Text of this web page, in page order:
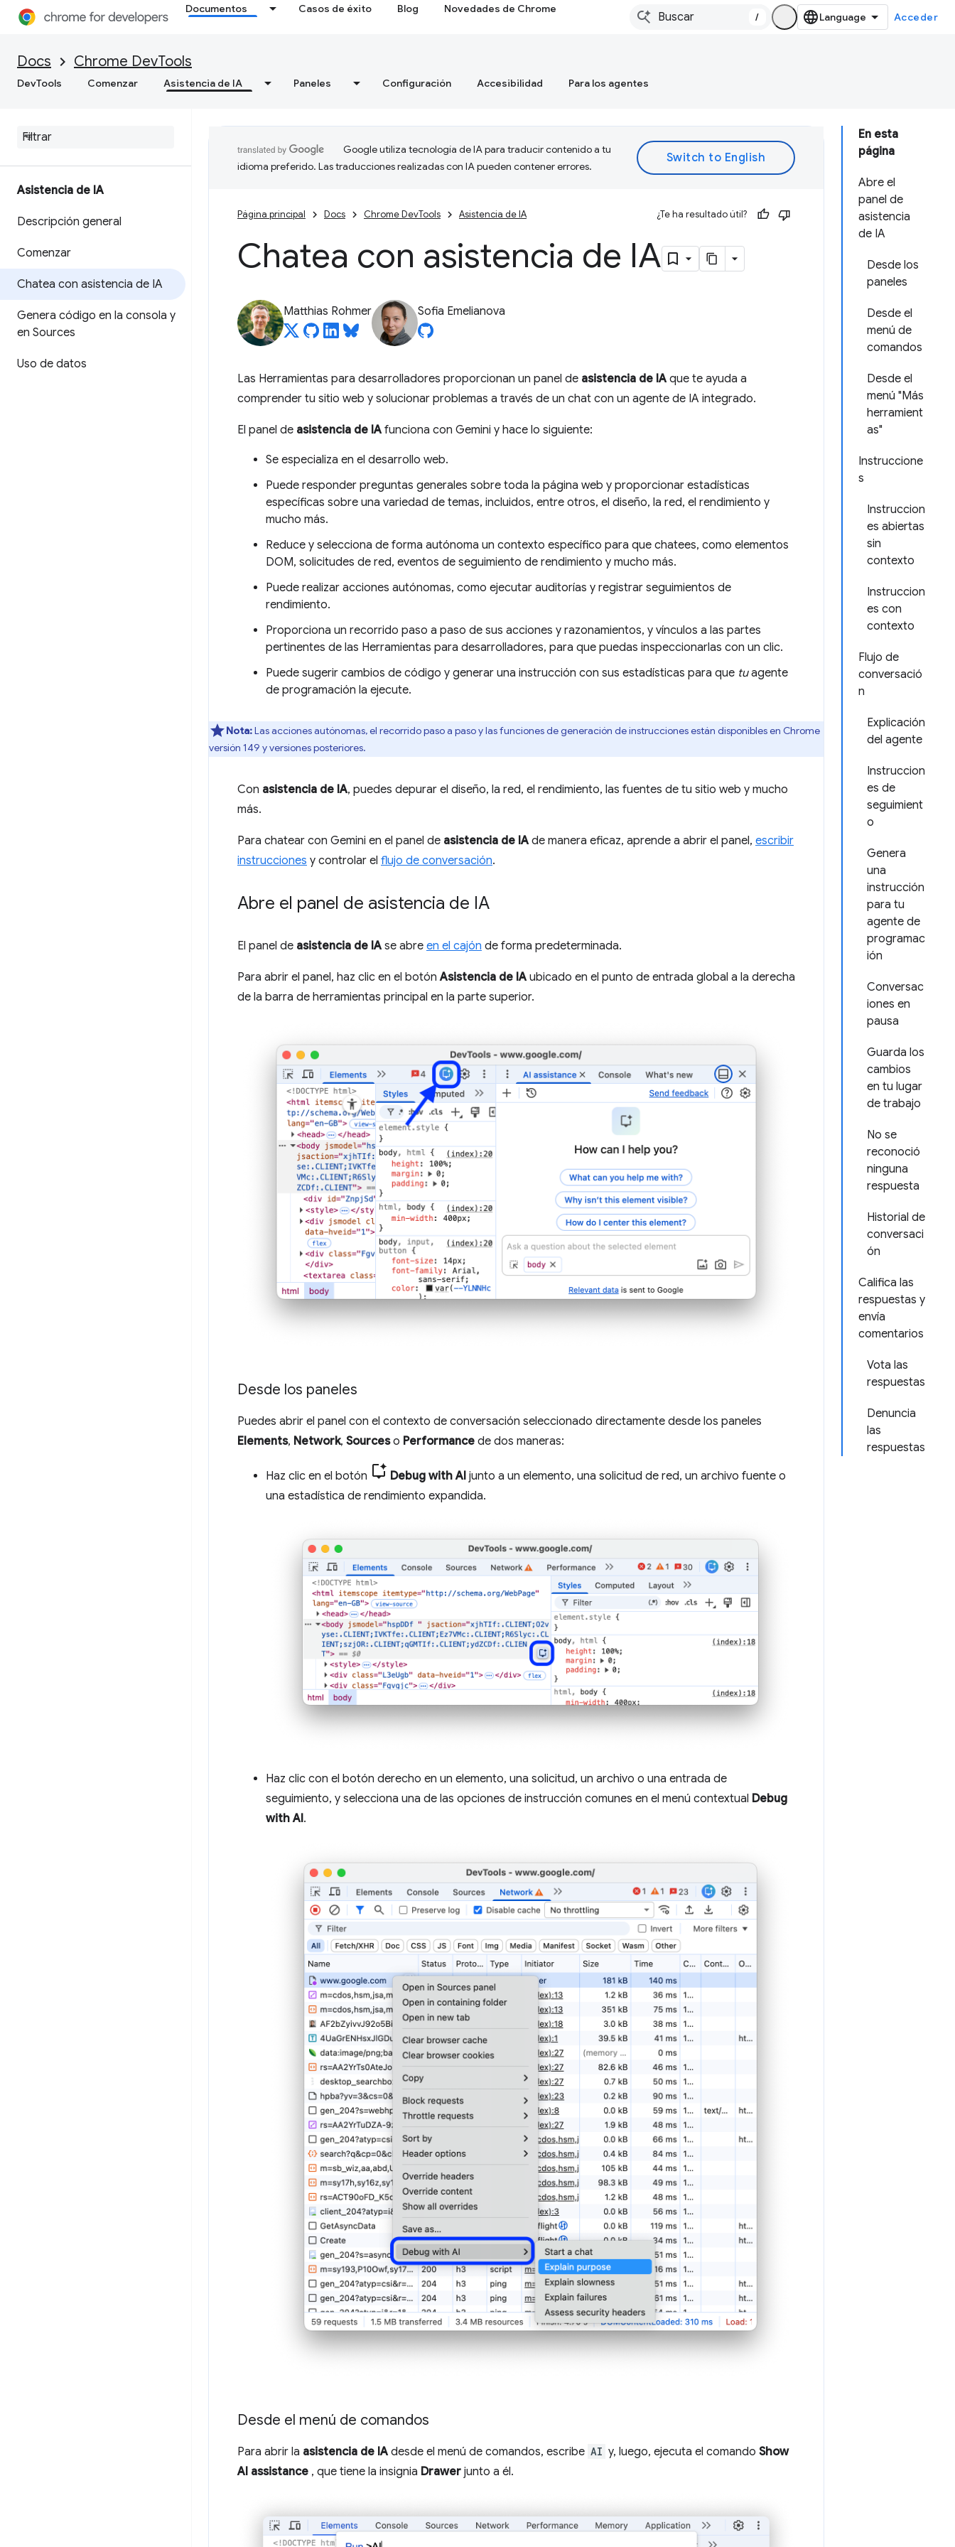
Documentos Casos de éxito Blog Novedades de Chrome
/ Acceder
Docs Chrome DevTools
DevTools Comenzar Asistencia de IA Paneles Configuración Accesibilidad Para los agentes
Asistencia de IA
Descripción general
Comenzar
Chatea con asistencia de IA
Genera código en la consola y
en Sources
Uso de datos
En esta
página
Abre el
panel de
asistencia
de IA
Desde los
paneles
Desde el
menú de
comandos
Desde el
menú "Más
herramient
as"
Instruccione
s
Instruccion
es abiertas
sin
contexto
Instruccion
es con
contexto
Flujo de
conversació
n
Explicación
del agente
Instruccion
es de
seguimient
o
Genera
una
instrucción
para tu
agente de
programac
ión
Conversac
iones en
pausa
Guarda los
cambios
en tu lugar
de trabajo
No se
reconoció
ninguna
respuesta
Historial de
conversaci
ón
Califica las
respuestas y
envía
comentarios
Vota las
respuestas
Denuncia
las
respuestas
Google utiliza tecnología de IA para traducir contenido a tu
idioma preferido. Las traducciones realizadas con IA pueden contener errores.
Página principal Docs Chrome DevTools Asistencia de IA ¿Te ha resultado útil?
Chatea con asistencia de IA
Matthias Rohmer Sofia Emelianova
Las Herramientas para desarrolladores proporcionan un panel de asistencia de IA que te ayuda a
comprender tu sitio web y solucionar problemas a través de un chat con un agente de IA integrado.
El panel de asistencia de IA funciona con Gemini y hace lo siguiente:
Se especializa en el desarrollo web.
Puede responder preguntas generales sobre toda la página web y proporcionar estadísticas
específicas sobre una variedad de temas, incluidos, entre otros, el diseño, la red, el rendimiento y
mucho más.
Reduce y selecciona de forma autónoma un contexto específico para que chatees, como elementos
DOM, solicitudes de red, eventos de seguimiento de rendimiento y mucho más.
Puede realizar acciones autónomas, como ejecutar auditorías y registrar seguimientos de
rendimiento.
Proporciona un recorrido paso a paso de sus acciones y razonamientos, y vínculos a las partes
pertinentes de las Herramientas para desarrolladores, para que puedas inspeccionarlas con un clic.
Puede sugerir cambios de código y generar una instrucción con sus estadísticas para que tuagente
de programación la ejecute.
Nota:Las acciones autónomas, el recorrido paso a paso y las funciones de generación de instrucciones están disponibles en Chrome
versión 149 y versiones posteriores.
Con asistencia de IA, puedes depurar el diseño, la red, el rendimiento, las fuentes de tu sitio web y mucho
más.
Para chatear con Gemini en el panel de asistencia de IA de manera eficaz, aprende a abrir el panel, escribir
instrucciones y controlar el flujo de conversación.
Abre el panel de asistencia de IA
El panel de asistencia de IA se abre en el cajón de forma predeterminada.
Para abrir el panel, haz clic en el botónAsistencia de IA ubicado en el punto de entrada global a la derecha
de la barra de herramientas principal en la parte superior.
Desde los paneles
Puedes abrir el panel con el contexto de conversación seleccionado directamente desde los paneles
Elements, Network, Sourceso Performance de dos maneras:
Haz clic en el botón Debug with AI junto a un elemento, una solicitud de red, un archivo fuente o
una estadística de rendimiento expandida.
Haz clic con el botón derecho en un elemento, una solicitud, un archivo o una entrada de
seguimiento, y selecciona una de las opciones de instrucción comunes en el menú contextual Debug
with AI.
Desde el menú de comandos
Para abrir la asistencia de IA desde el menú de comandos, escribe AI y, luego, ejecuta el comando Show
AI assistance , que tiene la insignia Drawer junto a él.